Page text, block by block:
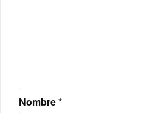
Nombre*